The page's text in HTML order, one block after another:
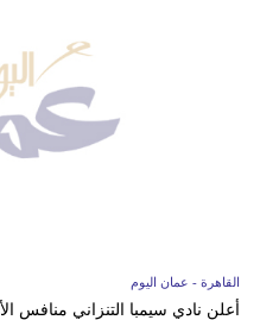
القاهرة - عمان اليوم
أعلن نادي سيمبا التنزاني